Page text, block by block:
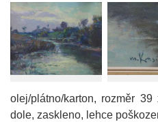
olej/plátno/karton, rozměr
dole, zaskleno, lehce